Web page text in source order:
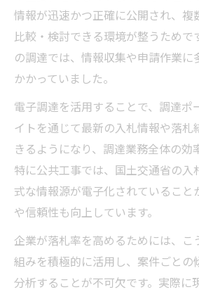
情報が迅速かつ正確に公開され、複
比較・検討できる環境が整うためで
の調達では、情報収集や申請作業に
かかっていました。
電子調達を活用することで、調達ポ
イトを通じて最新の入札情報や落札
きるようになり、調達業務全体の効
特に公共工事では、国土交通省の入
式な情報源が電子化されていること
や信頼性も向上しています。
企業が落札率を高めるためには、こ
組みを積極的に活用し、案件ごとの
分析することが不可欠です。実際に